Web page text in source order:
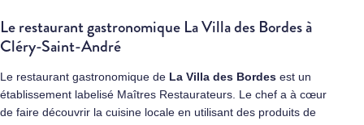
Le restaurant gastronomique La Villa des Bordes à
Cléry-Saint-André
Le restaurant gastronomique de La Villa des Bordes est un
établissement labelisé Maîtres Restaurateurs. Le chef a à cœur
de faire découvrir la cuisine locale en utilisant des produits de